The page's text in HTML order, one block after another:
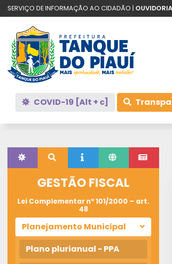
SERVIÇO DE INFORMAÇÃO AO CIDADÃO | OUVIDORIA
COVID-19 [Alt + c]
GESTÃO FISCAL
Lei Complementar nº 101/2000 – art.
48
Planejamento Municipal
Plano plurianual - PPA